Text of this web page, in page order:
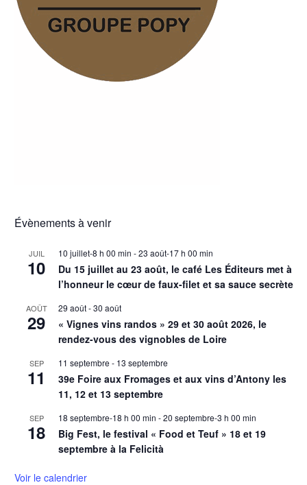
Évènements à venir
JUIL
10
10 juillet-8 h 00 min -23 août-17 h 00 min
Du 15 juillet au 23 août, le café Les Éditeurs met à
l’honneur le cœur de faux-filet et sa sauce secrète
AOÛT
29
29 août-30 août
« Vignes vins randos » 29 et 30 août 2026, le
rendez-vous des vignobles de Loire
SEP
11
11 septembre - 13 septembre
39e Foire aux Fromages et aux vins d’Antony les
11, 12 et 13 septembre
SEP
18
18 septembre-18 h 00 min -20 septembre-3 h 00 min
Big Fest, le festival « Food et Teuf » 18 et 19
septembre à la Felicità
Voir le calendrier